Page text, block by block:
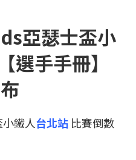
亞瑟士盃小
選手手冊】
鐵人台北站 比賽倒數